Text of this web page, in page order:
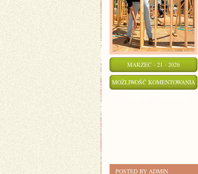
MARZEC - 21 - 2026
MOŻLIWOŚĆ KOMENTOWANIA
POSTED BY ADMIN